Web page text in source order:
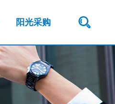
阳光采购